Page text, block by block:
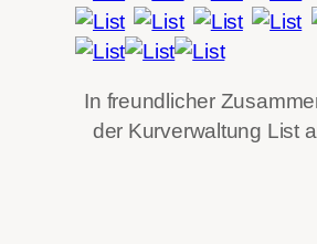
In freundlicher
der Kurverwaltung List